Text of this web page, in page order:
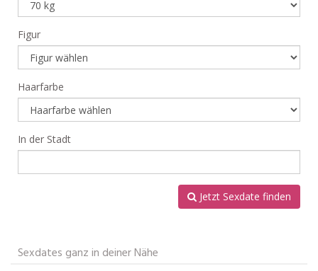
Figur
Haarfarbe
In der Stadt
Jetzt Sexdate finden
Sexdates ganz in deiner Nähe